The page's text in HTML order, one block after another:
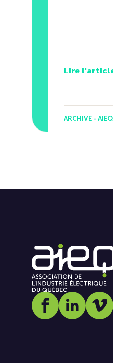
Lire
ARCHIVE - AIEQ
Social media
Social